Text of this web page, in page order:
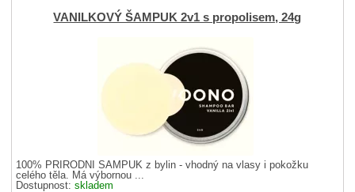
VANILKOVÝ ŠAMPUK 2v1 s propolisem, 24g
100% PŘÍRODNÍ ŠAMPUK z bylin - vhodný na vlasy i pokožku
celého těla. Má výbornou ...
Dostupnost:skladem